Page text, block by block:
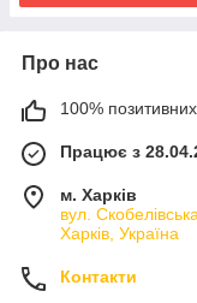
Про нас
100% позитивних
Працює з
м. Харків
вул.
Харків, Україна
Контакти